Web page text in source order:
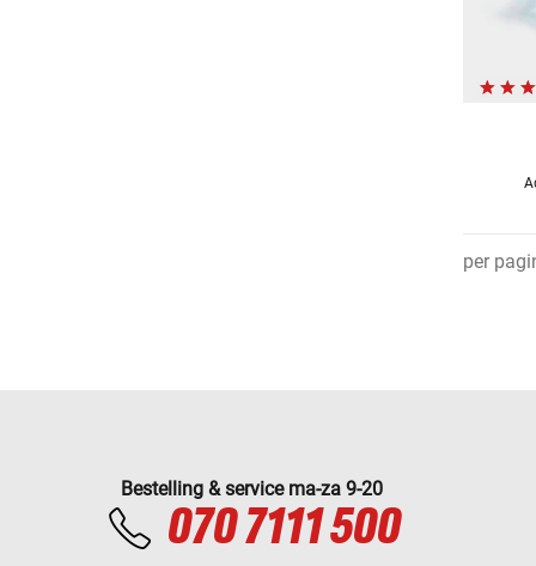
per
Bestelling & service ma-za 9-20
070 7111 500